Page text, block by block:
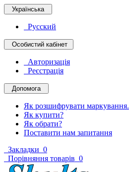
Українська
Русский
Особистий кабінет
Авторизація
Реєстрація
Допомога
Як розшифрувати маркування.
Як купити?
Як обрати?
Поставити нам запитання
Закладки 0
Порівняння товарів 0